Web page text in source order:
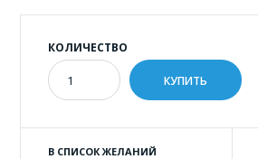
КОЛИЧЕСТВО
В СПИСОК ЖЕЛАНИЙ